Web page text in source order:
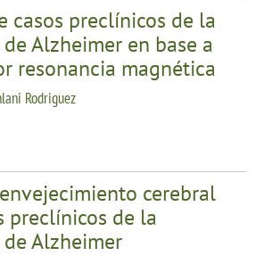
casos preclínicos de la
Alzheimer en base a
resonancia magnética
Rodriguez
cerebral
preclínicos de la
Alzheimer